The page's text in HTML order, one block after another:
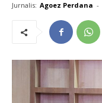
Jurnalis: Agoez Perdana -